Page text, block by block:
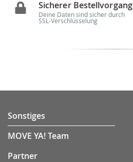
Sicherer Bestellvorgang
Deine Daten sind sicher durch
SSL-Verschlüsselung
Sonstiges
MOVE YA! Team
Partner